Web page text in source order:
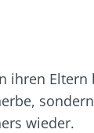
ihren
wieder.